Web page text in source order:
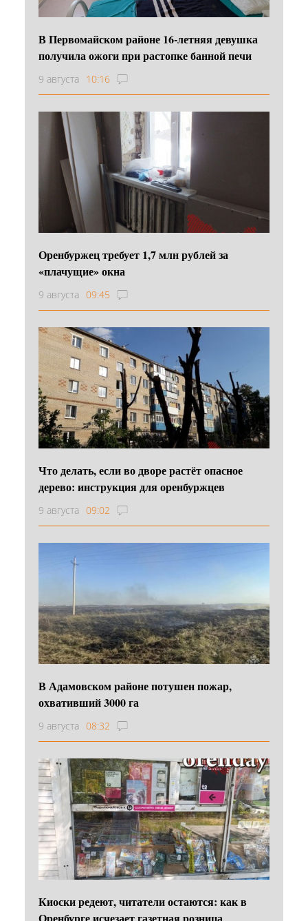
В Первомайском районе 16‑летняя девушка
получила ожоги при растопке банной печи
9 августа 10:16
Оренбуржец требует 1,7 млн рублей за
«плачущие» окна
9 августа 09:45
Что делать, если во дворе растёт опасное
дерево: инструкция для оренбуржцев
9 августа 09:02
В Адамовском районе потушен пожар,
охвативший 3000 га
9 августа 08:32
Киоски редеют, читатели остаются: как в
Оренбурге исчезает газетная розница